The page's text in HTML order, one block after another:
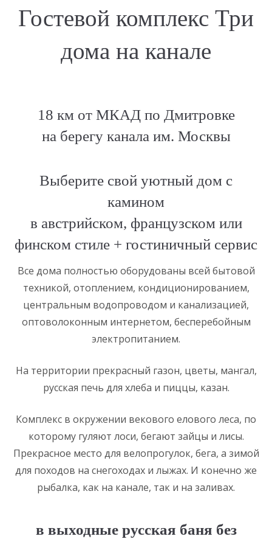
Гостевой комплекс Три
дома на канале
18 км от МКАД по Дмитровке
на берегу канала им. Москвы
Выберите свой уютный дом с
камином
в австрийском, французском или
финском стиле + гостиничный сервис
Все дома полностью оборудованы всей бытовой
техникой, отоплением, кондиционированием,
центральным водопроводом и канализацией,
оптоволоконным интернетом, бесперебойным
электропитанием.
На территории прекрасный газон, цветы, мангал,
русская печь для хлеба и пиццы, казан.
Комплекс в окружении векового елового леса, по
которому гуляют лоси, бегают зайцы и лисы.
Прекрасное место для велопрогулок, бега, а зимой
для походов на снегоходах и лыжах. И конечно же
рыбалка, как на канале, так и на заливах.
в выходные русская баня без